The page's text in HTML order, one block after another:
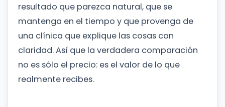
resultado que parezca natural, que se
mantenga en el tiempo y que provenga de
una clínica que explique las cosas con
claridad. Así que la verdadera comparación
no es sólo el precio: es el valor de lo que
realmente recibes.